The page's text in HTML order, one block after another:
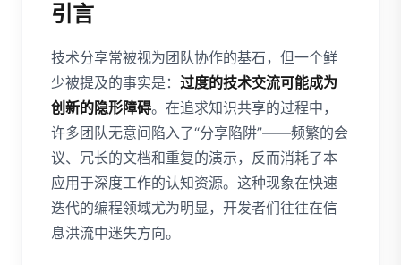
引言
技术分享常被视为团队协作的基石，但一个鲜
少被提及的事实是： 过度的技术交流可能成为
创新的隐形障碍。在追求知识共享的过程中，
许多团队无意间陷入了“分享陷阱”——频繁的会
议、冗长的文档和重复的演示，反而消耗了本
应用于深度工作的认知资源。这种现象在快速
迭代的编程领域尤为明显，开发者们往往在信
息洪流中迷失方向。